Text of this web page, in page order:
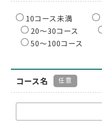
10コース未満
20〜30コース
50〜100コース
コース名 任意